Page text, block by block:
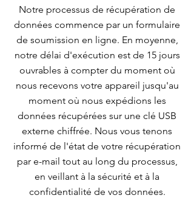
Notre processus de récupération de
données commence par un formulaire
de soumission en ligne. En moyenne,
notre délai d'exécution est de 15 jours
ouvrables à compter du moment où
nous recevons votre appareil jusqu'au
moment où nous expédions les
données récupérées sur une clé USB
externe chiffrée. Nous vous tenons
informé de l'état de votre récupération
par e-mail tout au long du processus,
en veillant à la sécurité et à la
confidentialité de vos données.